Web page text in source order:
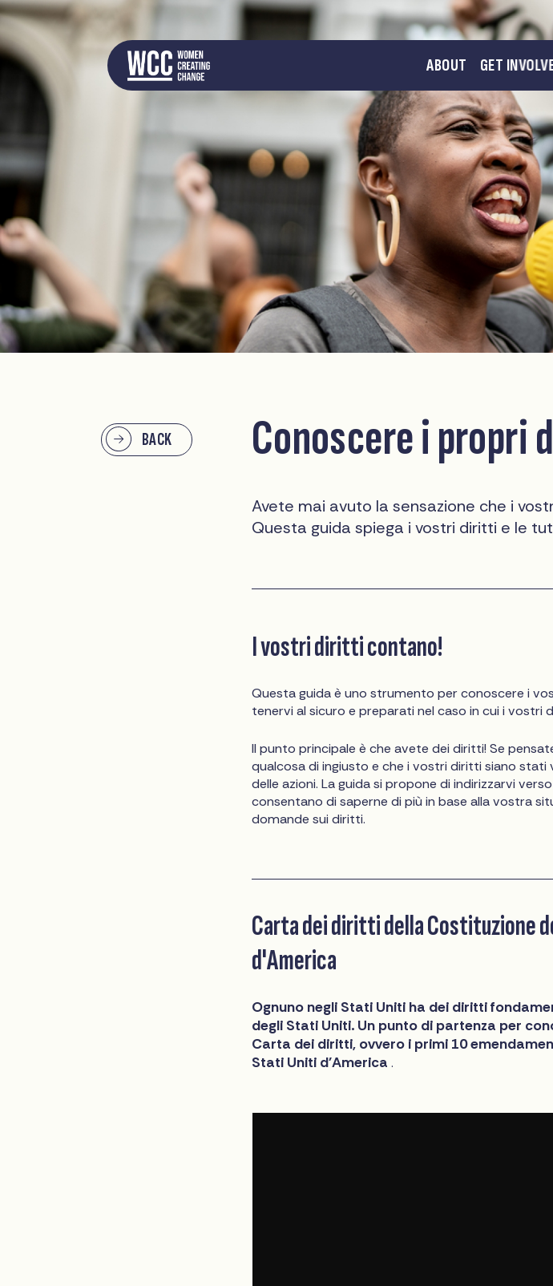
ABOUT GET
BACK Conoscere i propri
Avete mai avuto la sensazione che i
Questa guida spiega i vostri diritti e le
I vostri diritti contano!
Questa guida è uno strumento per conoscere i
tenervi al sicuro e preparati nel caso in cui i vostri
Il punto principale è che avete dei diritti! Se
qualcosa di ingiusto e che i vostri diritti siano
delle azioni. La guida si propone di indirizzarvi
consentano di saperne di più in base alla vostra
domande sui diritti.
Carta dei diritti della Costituzione
d'America
Ognuno negli Stati Uniti ha dei diritti
degli Stati Uniti. Un punto di partenza per
Carta dei diritti, ovvero i primi 10
Stati Uniti d'America .